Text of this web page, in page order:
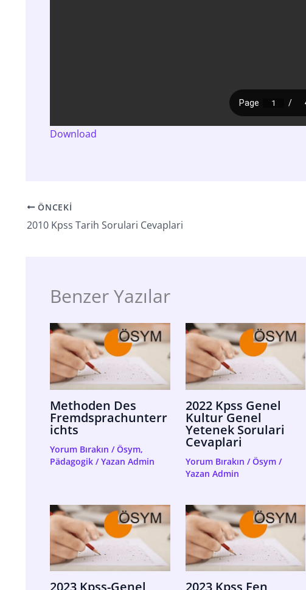
Download
ÖNCEKI
2010 Kpss Tarih Sorulari Cevaplari
Benzer Yazılar
Methoden Des
Fremdsprachunterr
Ichts
Yorum Bırakın /Ösym,
Pädagogik / Yazan Admin
2022 Kpss Genel
Kultur Genel
Yetenek Sorulari
Cevaplari
Yorum Bırakın /Ösym/
Yazan Admin